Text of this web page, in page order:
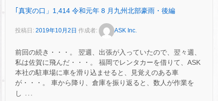
｢真実の口」1,414 令和元年 8 月九州北部豪雨・後編
投稿日: 2019年10月2日 作成者: ASK Inc.
前回の続き・・・。 翌週、出張が入っていたので、翌々週、
私は佐賀に飛んだ・・・。 福岡でレンタカーを借りて、ASK
本社の駐車場に車を滑り込ませると、見覚えのある車
が・・・。 車から降り、倉庫を振り返ると、数人が作業を
し …